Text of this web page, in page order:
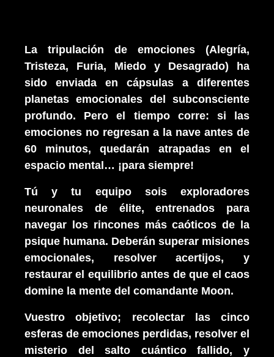
La tripulación de emociones (Alegría,
Tristeza, Furia, Miedo y Desagrado) ha
sido enviada en cápsulas a diferentes
planetas emocionales del subconsciente
profundo. Pero el tiempo corre: si las
emociones no regresan a la nave antes de
60 minutos, quedarán atrapadas en el
espacio mental… ¡para siempre!
Tú y tu equipo sois exploradores
neuronales de élite, entrenados para
navegar los rincones más caóticos de la
psique humana. Deberán superar misiones
emocionales, resolver acertijos, y
restaurar el equilibrio antes de que el caos
domine la mente del comandante Moon.
Vuestro objetivo; recolectar las cinco
esferas de emociones perdidas, resolver el
misterio del salto cuántico fallido, y